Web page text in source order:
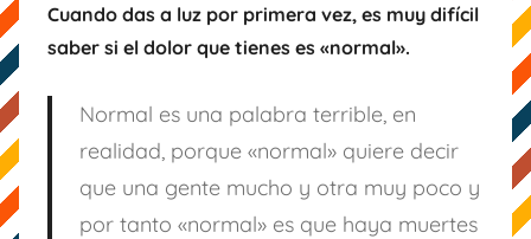
Cuando das a luz por primera vez, es muy difícil
saber si el dolor que tienes es «normal».
Normal es una palabra terrible, en
realidad, porque «normal» quiere decir
que una gente mucho y otra muy poco y
por tanto «normal» es que haya muertes